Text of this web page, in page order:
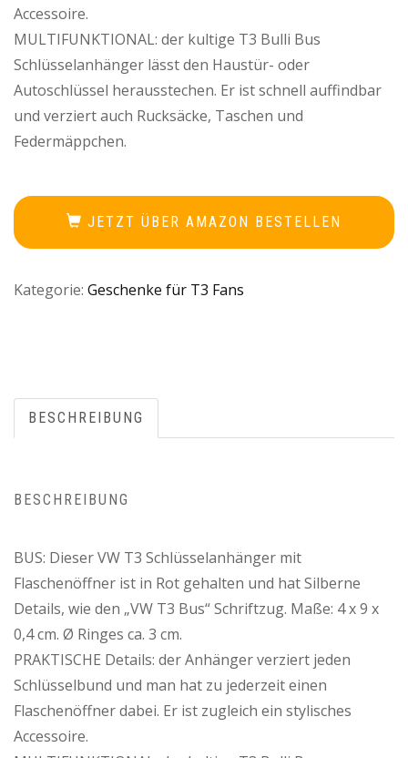
Accessoire.
MULTIFUNKTIONAL: der kultige T3 Bulli Bus
Schlüsselanhänger lässt den Haustür- oder
Autoschlüssel herausstechen. Er ist schnell auffindbar
und verziert auch Rucksäcke, Taschen und
Federmäppchen.
JETZT ÜBER AMAZON BESTELLEN
Kategorie: Geschenke für T3 Fans
BESCHREIBUNG
BESCHREIBUNG
BUS: Dieser VW T3 Schlüsselanhänger mit
Flaschenöffner ist in Rot gehalten und hat Silberne
Details, wie den „VW T3 Bus“ Schriftzug. Maße: 4 x 9 x
0,4 cm. Ø Ringes ca. 3 cm.
PRAKTISCHE Details: der Anhänger verziert jeden
Schlüsselbund und man hat zu jederzeit einen
Flaschenöffner dabei. Er ist zugleich ein stylisches
Accessoire.